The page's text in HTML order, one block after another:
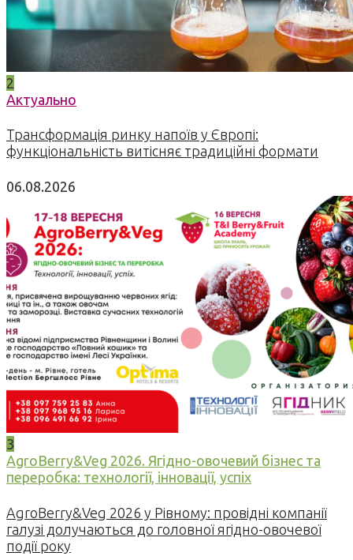
2
Актуально
Трансформація ринку напоїв у Європі:
функціональність витісняє традиційні формати
06.08.2026
3
AgroBerry&Veg 2026. Ягідно-овочевий бізнес та
переробка: технології, інновації, успіх
AgroBerry&Veg 2026 у Рівному: провідні компанії
галузі долучаються до головної ягідно-овочевої
події року